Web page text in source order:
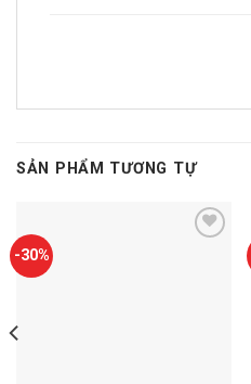
SẢN PHẨM TƯƠNG TỰ
-30%